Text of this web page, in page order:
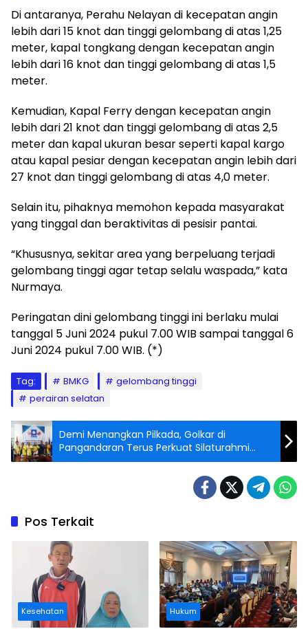
Di antaranya, Perahu Nelayan di kecepatan angin
lebih dari 15 knot dan tinggi gelombang di atas 1,25
meter, kapal tongkang dengan kecepatan angin
lebih dari 16 knot dan tinggi gelombang di atas 1,5
meter.
Kemudian, Kapal Ferry dengan kecepatan angin
lebih dari 21 knot dan tinggi gelombang di atas 2,5
meter dan kapal ukuran besar seperti kapal kargo
atau kapal pesiar dengan kecepatan angin lebih dari
27 knot dan tinggi gelombang di atas 4,0 meter.
Selain itu, pihaknya memohon kepada masyarakat
yang tinggal dan beraktivitas di pesisir pantai.
“Khususnya, sekitar area yang berpeluang terjadi
gelombang tinggi agar tetap selalu waspada,” kata
Nurmaya.
Peringatan dini gelombang tinggi ini berlaku mulai
tanggal 5 Juni 2024 pukul 7.00 WIB sampai tanggal 6
Juni 2024 pukul 7.00 WIB. (*)
Tag: BMKG
gelombang tinggi
perairan selatan
Demi Menangkan Pilkada, Golkar di
Pangandaran Terus Perkuat Silaturahmi
Koalisi
Pos Terkait
Kesehatan Hukum